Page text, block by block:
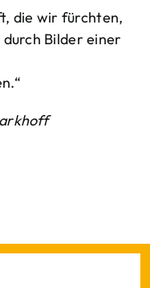
die wir fürchten,
Bilder einer